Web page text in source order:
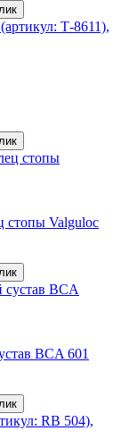
стопы Valguloc
BCA 601